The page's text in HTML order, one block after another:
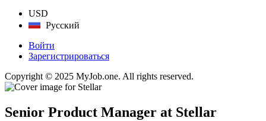
USD
Русский
Войти
Зарегистрироваться
Copyright © 2025 MyJob.one. All rights reserved.
Senior Product Manager at Stellar